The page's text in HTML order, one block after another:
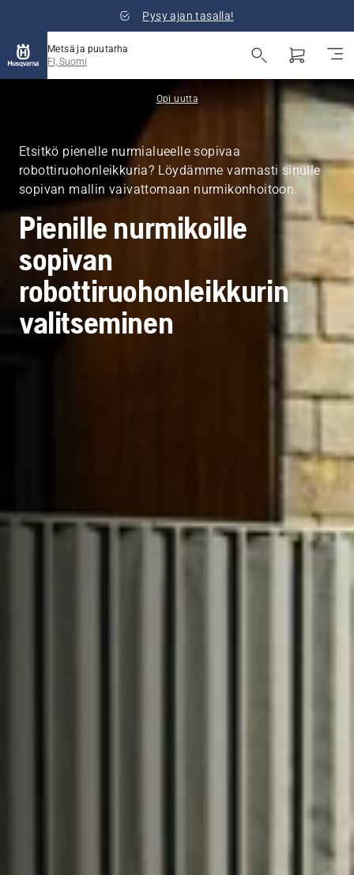
Pysy ajan tasalla!
Metsä ja puutarha
FI, Suomi
Opi uutta
Etsitkö pienelle nurmialueelle sopivaa
robottiruohonleikkuria? Löydämme varmasti sinulle
sopivan mallin vaivattomaan nurmikonhoitoon.
Pienille nurmikoille
sopivan
robottiruohonleikkurin
valitseminen